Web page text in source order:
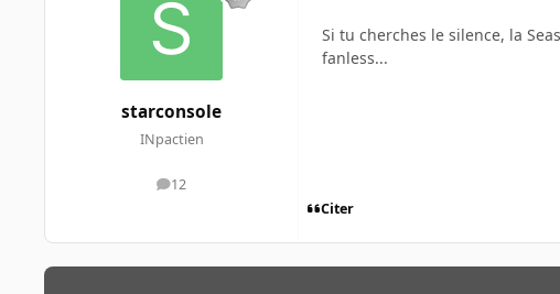
starconsole
INpactien
12
messages
Si tu cherches le silence, la
fanless...
Citer